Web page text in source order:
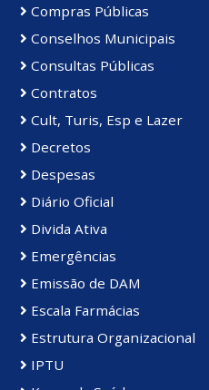
Compras Públicas
Conselhos Municipais
Consultas Públicas
Contratos
Cult, Turis, Esp e Lazer
Decretos
Despesas
Diário Oficial
Divida Ativa
Emergências
Emissão de DAM
Escala Farmácias
Estrutura Organizacional
IPTU